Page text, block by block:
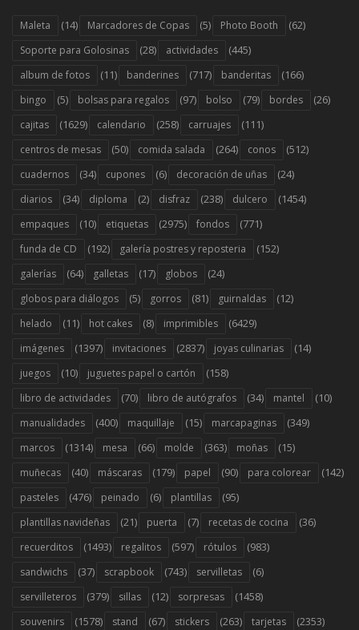
Maleta (14) Marcadores de Copas (5) Photo Booth (62)
Soporte para Golosinas (28) actividades (445)
album de fotos (11) banderines (717) banderitas (166)
bingo (5) bolsas para regalos (97) bolso (79) bordes (26)
cajitas (1629) calendario (258) carruajes (111)
centros de mesas (50) comida salada (264) conos (512)
cuadernos (34) cupones (6) decoración de uñas (24)
diarios (34) diploma (2) disfraz (238) dulcero (1454)
empaques (10) etiquetas (2975) fondos (771)
funda de CD (192) galería postres y reposteria (152)
galerías (64) galletas (17) globos (24)
globos para diálogos (5) gorros (81) guirnaldas (12)
helado (11) hot cakes (8) imprimibles (6429)
imágenes (1397) invitaciones (2837) joyas culinarias (14)
juegos (10) juguetes papel o cartón (158)
libro de actividades (70) libro de autógrafos (34) mantel (10)
manualidades (400) maquillaje (15) marcapaginas (349)
marcos (1314) mesa (66) molde (363) moñas (15)
muñecas (40) máscaras (179) papel (90) para colorear (142)
pasteles (476) peinado (6) plantillas (95)
plantillas navideñas (21) puerta (7) recetas de cocina (36)
recuerditos (1493) regalitos (597) rótulos (983)
sandwichs (37) scrapbook (743) servilletas (6)
servilleteros (379) sillas (12) sorpresas (1458)
souvenirs (1578) stand (67) stickers (263) tarjetas (2353)